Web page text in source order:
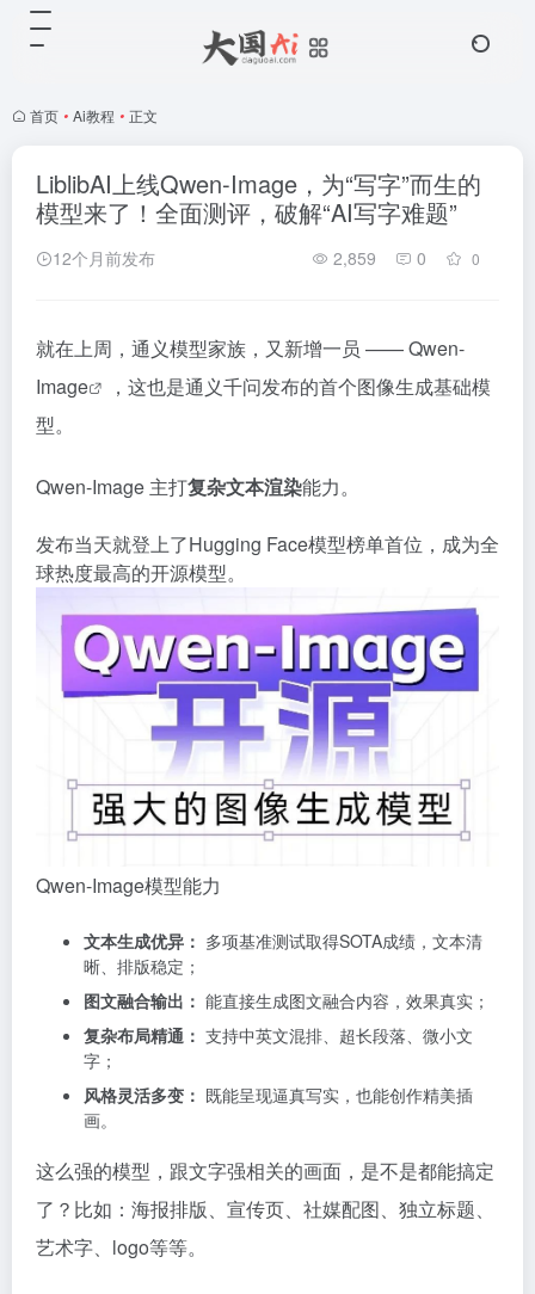
首页 • Ai教程 • 正文
LiblibAI上线Qwen-Image，为“写字”而生的
模型来了！全面测评，破解“AI写字难题”
12个月前发布 2,859 0 0
就在上周，通义模型家族，又新增一员 ——Qwen-
Image
，这也是通义千问发布的首个图像生成基础模
型。
Qwen-Image 主打复杂文本渲染能力。
发布当天就登上了Hugging Face模型榜单首位，成为全
球热度最高的开源模型。
Qwen-Image模型能力
文本生成优异： 多项基准测试取得SOTA成绩，文本清
晰、排版稳定；
图文融合输出： 能直接生成图文融合内容，效果真实；
复杂布局精通： 支持中英文混排、超长段落、微小文
字；
风格灵活多变： 既能呈现逼真写实，也能创作精美插
画。
这么强的模型， 跟文字强相关的画面，是不是都能搞定
了？比如： 海报排版、宣传页、社媒配图、独立标题、
艺术字、logo等等。